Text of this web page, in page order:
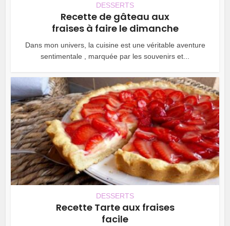
DESSERTS
Recette de gâteau aux
fraises à faire le dimanche
Dans mon univers, la cuisine est une véritable aventure
sentimentale , marquée par les souvenirs et...
DESSERTS
Recette Tarte aux fraises
facile